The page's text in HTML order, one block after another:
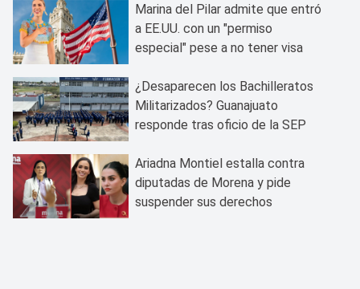
Marina del Pilar admite que entró
a EE.UU. con un "permiso
especial" pese a no tener visa
¿Desaparecen los Bachilleratos
Militarizados? Guanajuato
responde tras oficio de la SEP
Ariadna Montiel estalla contra
diputadas de Morena y pide
suspender sus derechos